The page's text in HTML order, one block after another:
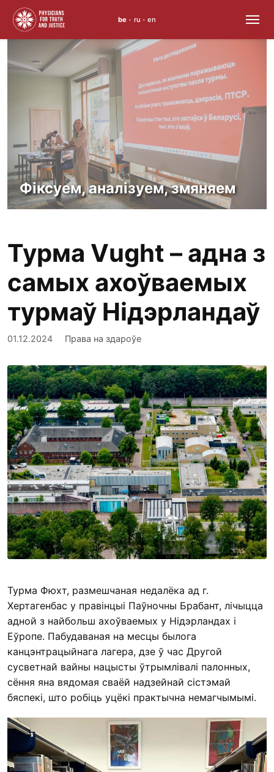
да
змесціва
be • ru • en
Фіксуем, аналізуем, змяняем
Турма Vught – адна з
самых ахоўваемых
турмаў Нідэрландаў
01.12.2024 Права на здароўе
Турма Фюхт, размешчаная недалёка ад г.
Хертагенбас у правінцыі Паўночны Брабант, лічыцца
адной з найбольш ахоўваемых у Нідэрландах і
Еўропе. Пабудаваная на месцы былога
канцэнтрацыйнага лагера, дзе ў час Другой
сусветнай вайны нацысты ўтрымлівалі палонных,
сёння яна вядомая сваёй надзейнай сістэмай
бяспекі, што робіць уцёкі практычна немагчымымі.